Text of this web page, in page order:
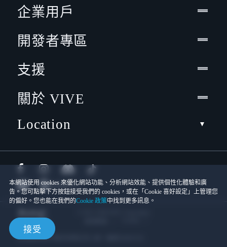
本網站使用 cookies 來優化網站功能、分析網站效能、提供個性化體驗和廣
告。您可點擊下方按鈕接受我們的 cookies，或在「Cookie 喜好設定」上管理您
的偏好。您也能在我們的Cookie 政策中找到更多訊息。
接受
企業用戶
開發者專區
支援
關於 VIVE
Location
宏達國際電子股份有限公司 | 統一編號16003518